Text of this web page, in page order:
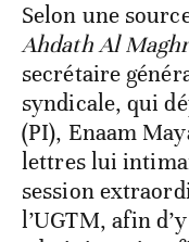
Selon une
Ahdath Al
secrétaire
syndicale, qui
(PI), Enaam
lettres lui
session
l’UGTM, afin